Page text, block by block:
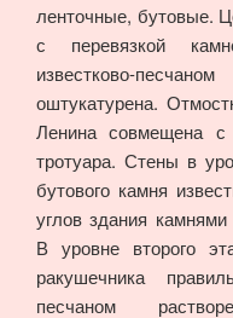
ленточные, бутовые.
с перевязкой
известково-
оштукатурена.
Ленина совмещена с
тротуара. Стены в
бутового камня
углов здания
В уровне второго
ракушечника
песчаном